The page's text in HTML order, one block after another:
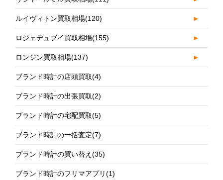
ルイヴィトン買取相場(120) ►
ロジェデュブイ買取相場(155) ►
ロンジン買取相場(137) ►
ブランド時計の店頭買取(4)
ブランド時計の出張買取(2)
ブランド時計の宅配買取(5)
ブランド時計の一括査定(7)
ブランド時計の買い替え(35)
ブランド時計のフリマアプリ(1)